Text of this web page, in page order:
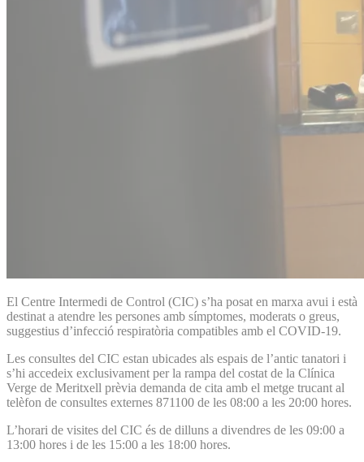
El Centre Intermedi de Control (CIC) s’ha posat en marxa avui i està
destinat a atendre les persones amb símptomes, moderats o greus,
suggestius d’infecció respiratòria compatibles amb el COVID-19.
Les consultes del CIC estan ubicades als espais de l’antic tanatori i
s’hi accedeix exclusivament per la rampa del costat de la Clínica
Verge de Meritxell prèvia demanda de cita amb el metge trucant al
telèfon de consultes externes 871100 de les 08:00 a les 20:00 hores.
L’horari de visites del CIC és de dilluns a divendres de les 09:00 a
13:00 hores i de les 15:00 a les 18:00 hores.